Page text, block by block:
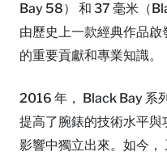
Bay 58） 和 37 毫米（
由歷史上一款經典作品
的重要貢獻和專業知識。
2016 年， Black Bay 系
提高了腕錶的技術水平與
影響中獨立出來。如今，